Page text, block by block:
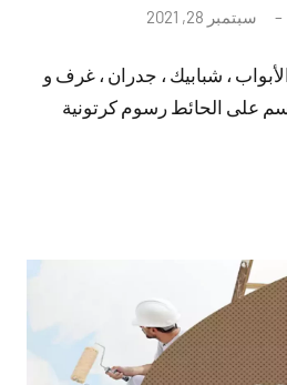
سبتمبر 28, 2021
تعليقات
، شبابيك ، جدران ، غرف و
على الحائط رسوم كرتونية